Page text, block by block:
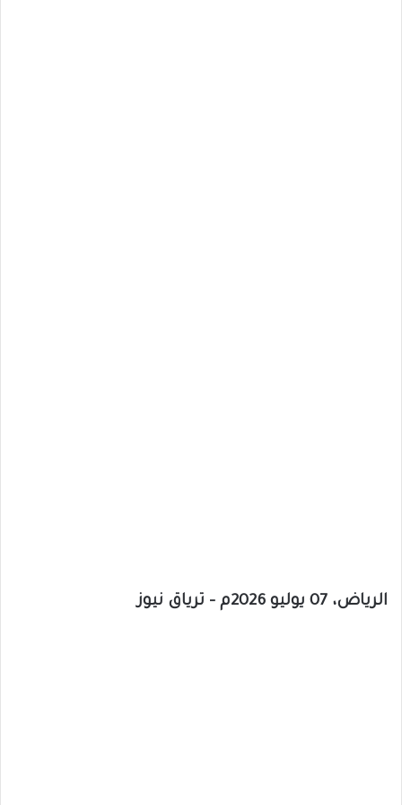
الرياض، 07 يوليو 2026م – ترياق نيوز